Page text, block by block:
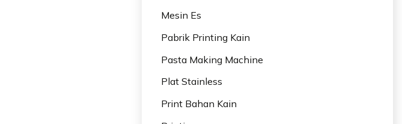
Mesin Es
Pabrik Printing Kain
Pasta Making Machine
Plat Stainless
Print Bahan Kain